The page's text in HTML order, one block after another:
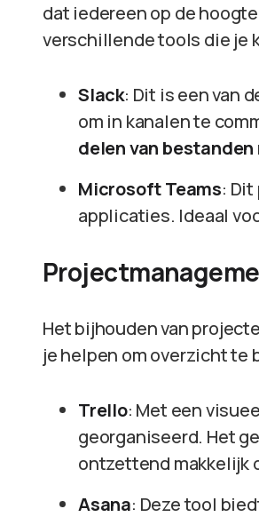
dat iedereen op de
verschillende tools die je
Slack: Dit is een van
om in kanalen te
delen van bestanden
Microsoft Teams:
applicaties. Ideaal
Het bijhouden van
je helpen om overzicht te
Trello: Met een
georganiseerd. Het
ontzettend makkelijk
Asana: Deze tool